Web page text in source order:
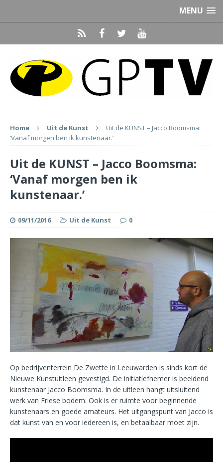
MENU
Home Uit de Kunst
Uit de KUNST – Jacco Boomsma:
‘Vanaf morgen ben ik kunstenaar.’
Uit de KUNST – Jacco Boomsma:
‘Vanaf morgen ben ik
kunstenaar.’
09/11/2016 Uit de Kunst 0
Op bedrijventerrein De Zwette in Leeuwarden is sinds kort de
Nieuwe Kunstuitleen gevestigd. De initiatiefnemer is beeldend
kunstenaar Jacco Boomsma. In de uitleen hangt uitsluitend
werk van Friese bodem. Ook is er ruimte voor beginnende
kunstenaars en goede amateurs. Het uitgangspunt van Jacco is
dat kunst van en voor iedereen is, en betaalbaar moet zijn.